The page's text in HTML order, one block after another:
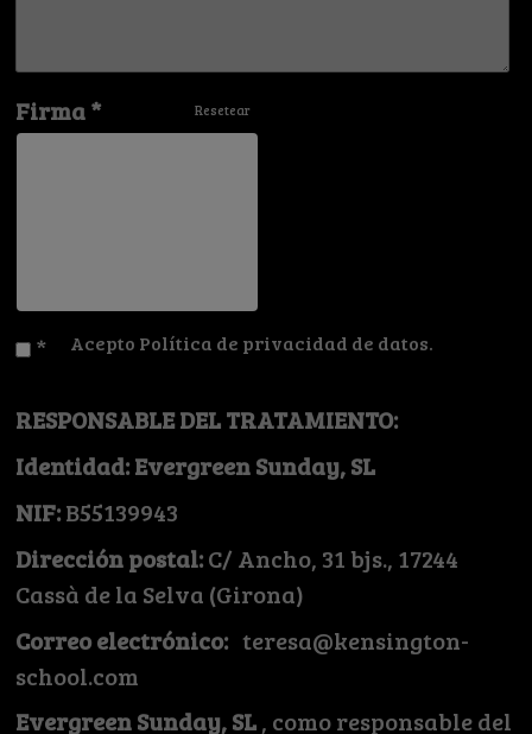
Firma * Resetear
* Acepto Política de privacidad de datos.
RESPONSABLE DEL TRATAMIENTO:
Identidad: Evergreen Sunday, SL
NIF:B55139943
Dirección postal:C/ Ancho, 31 bjs., 17244
Cassà de la Selva (Girona)
Correo electrónico: teresa@kensington-
school.com
Evergreen Sunday, SL, como responsable del